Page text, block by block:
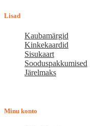
Lisad
Kaubamärgid
Kinkekaardid
Sisukaart
Sooduspakkumised
Järelmaks
Minu konto